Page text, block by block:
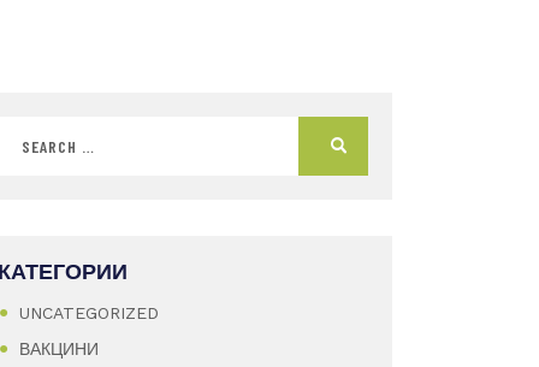
КАТЕГОРИИ
UNCATEGORIZED
ВАКЦИНИ